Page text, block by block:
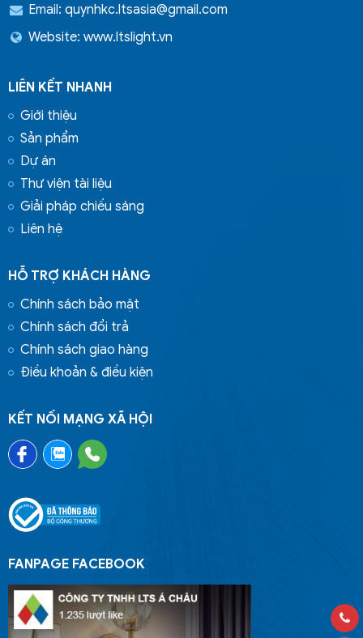
Email: quynhkc.ltsasia@gmail.com
Website: www.ltslight.vn
LIÊN KẾT NHANH
Giới thiệu
Sản phẩm
Dự án
Thư viện tài liệu
Giải pháp chiếu sáng
Liên hệ
HỖ TRỢ KHÁCH HÀNG
Chính sách bảo mật
Chính sách đổi trả
Chính sách giao hàng
Điều khoản & điều kiện
KẾT NỐI MẠNG XÃ HỘI
FANPAGE FACEBOOK